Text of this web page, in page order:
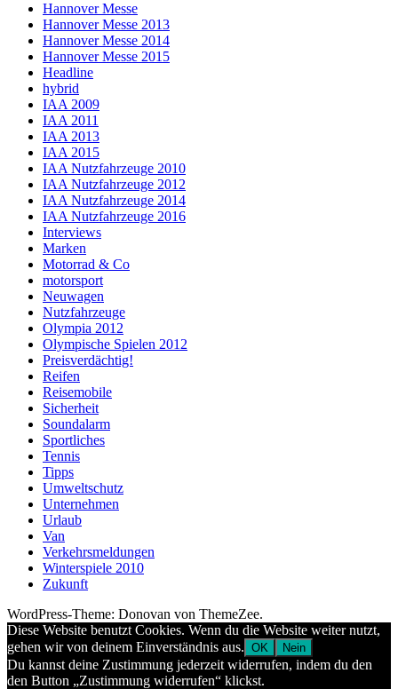
Hannover Messe
Hannover Messe 2013
Hannover Messe 2014
Hannover Messe 2015
Headline
hybrid
IAA 2009
IAA 2011
IAA 2013
IAA 2015
IAA Nutzfahrzeuge 2010
IAA Nutzfahrzeuge 2012
IAA Nutzfahrzeuge 2014
IAA Nutzfahrzeuge 2016
Interviews
Marken
Motorrad & Co
motorsport
Neuwagen
Nutzfahrzeuge
Olympia 2012
Olympische Spielen 2012
Preisverdächtig!
Reifen
Reisemobile
Sicherheit
Soundalarm
Sportliches
Tennis
Tipps
Umweltschutz
Unternehmen
Urlaub
Van
Verkehrsmeldungen
Winterspiele 2010
Zukunft
WordPress-Theme: Donovan von ThemeZee.
Diese Website benutzt Cookies. Wenn du die Website weiter nutzt,
gehen wir von deinem Einverständnis aus. OK Nein
Du kannst deine Zustimmung jederzeit widerrufen, indem du den
den Button „Zustimmung widerrufen“ klickst.